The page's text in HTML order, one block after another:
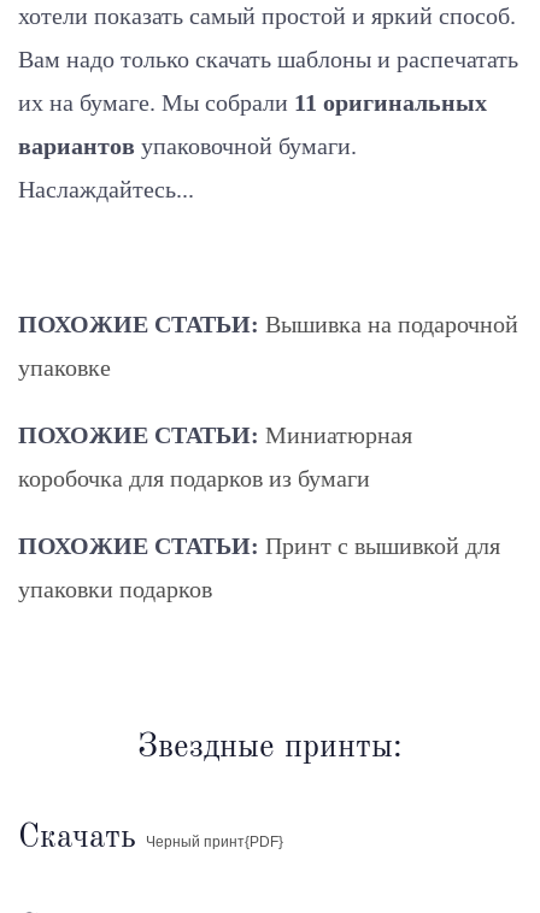
хотели показать самый простой и яркий способ.
Вам надо только скачать шаблоны и распечатать
их на бумаге. Мы собрали 11 оригинальных
вариантов упаковочной бумаги.
Наслаждайтесь...
ПОХОЖИЕ СТАТЬИ: Вышивка на подарочной
упаковке
ПОХОЖИЕ СТАТЬИ: Миниатюрная
коробочка для подарков из бумаги
ПОХОЖИЕ СТАТЬИ: Принт с вышивкой для
упаковки подарков
Звездные принты:
Скачать Черный принт{PDF}